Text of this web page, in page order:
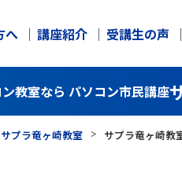
へ 講座紹介 受講生の声
教室なら パソコン市民講座
サプラ竜ヶ崎教室 サプラ竜ヶ崎教